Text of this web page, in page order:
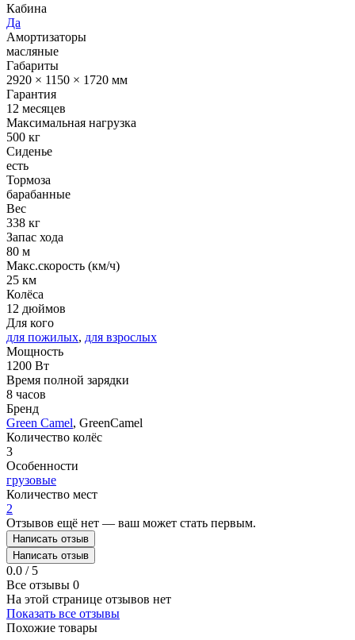
Кабина
Да
Амортизаторы
масляные
Габариты
2920 × 1150 × 1720 мм
Гарантия
12 месяцев
Максимальная нагрузка
500 кг
Сиденье
есть
Тормоза
барабанные
Вес
338 кг
Запас хода
80 м
Макс.скорость (км/ч)
25 км
Колёса
12 дюймов
Для кого
для пожилых, для взрослых
Мощность
1200 Вт
Время полной зарядки
8 часов
Бренд
Green Camel, GreenCamel
Количество колёс
3
Особенности
грузовые
Количество мест
2
Отзывов ещё нет — ваш может стать первым.
Написать отзыв
Написать отзыв
0.0 / 5
Все отзывы 0
На этой странице отзывов нет
Показать все отзывы
Похожие товары